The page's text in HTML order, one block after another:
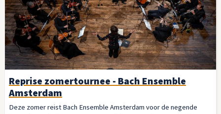
Reprise zomertournee - Bach Ensemble
Amsterdam
Deze zomer reist Bach Ensemble Amsterdam voor de negende